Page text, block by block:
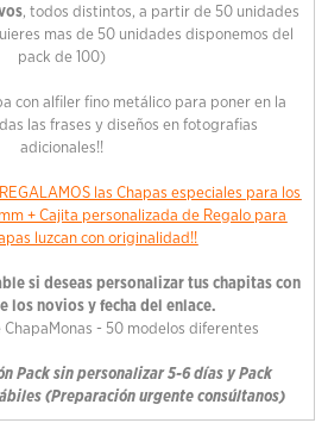
, todos distintos, a partir de 50 unidades
mas de 50 unidades disponemos del
pack de 100)
con alfiler fino metálico para poner en la
las frases y diseños en fotografias
adicionales!!
las Chapas especiales para los
+ Cajita personalizada de Regalo para
luzcan con originalidad!!
si deseas personalizar tus chapitas con
los novios y fecha del enlace.
ChapaMonas - 50 modelos diferentes
Pack sin personalizar 5-6 días y Pack
(Preparación urgente consúltanos)